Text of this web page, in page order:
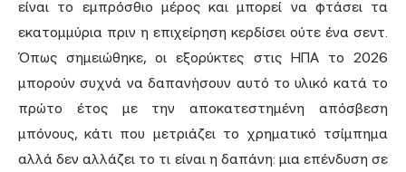
είναι το εμπρόσθιο μέρος και μπορεί να φτάσει τα
εκατομμύρια πριν η επιχείρηση κερδίσει ούτε ένα σεντ.
Όπως σημειώθηκε, οι εξορύκτες στις ΗΠΑ το 2026
μπορούν συχνά να δαπανήσουν αυτό το υλικό κατά το
πρώτο έτος με την αποκατεστημένη απόσβεση
μπόνους, κάτι που μετριάζει το χρηματικό τσίμπημα
αλλά δεν αλλάζει το τι είναι η δαπάνη: μια επένδυση σε